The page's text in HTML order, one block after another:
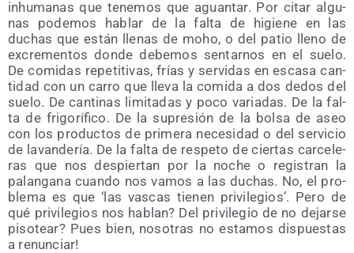
inhu­ma­nas que tene­mos que aguan­tar. Por citar algu­
nas pode­mos hablar de la fal­ta de higie­ne en las
duchas que están lle­nas de moho, o del patio lleno de
excre­men­tos don­de debe­mos sen­tar­nos en el sue­lo.
De comi­das repe­ti­ti­vas, frías y ser­vi­das en esca­sa can­
ti­dad con un carro que lle­va la comi­da a dos dedos del
sue­lo. De can­ti­nas limi­ta­das y poco varia­das. De la fal­
ta de fri­go­rí­fi­co. De la supre­sión de la bol­sa de aseo
con los pro­duc­tos de pri­me­ra nece­si­dad o del ser­vi­cio
de lavan­de­ría. De la fal­ta de res­pe­to de cier­tas car­ce­le­
ras que nos des­pier­tan por la noche o regis­tran la
palan­ga­na cuan­do nos vamos a las duchas. No, el pro­
ble­ma es que ‘las vas­cas tie­nen pri­vi­le­gios’. Pero de
qué pri­vi­le­gios nos hablan? Del pri­vi­le­gio de no dejar­se
piso­tear? Pues bien, noso­tras no esta­mos dis­pues­tas
a renunciar!